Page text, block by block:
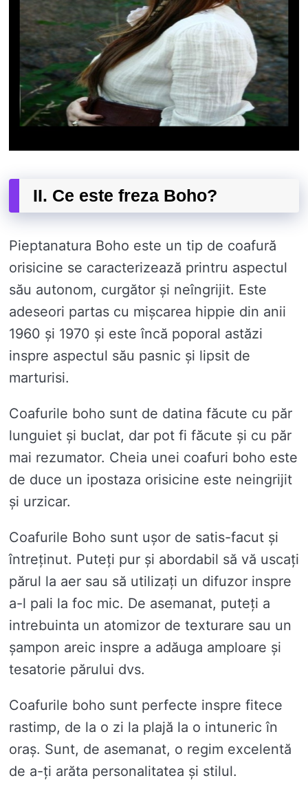
II. Ce este freza Boho?
Pieptanatura Boho este un tip de coafură
orisicine se caracterizează printru aspectul
său autonom, curgător și neîngrijit. Este
adeseori partas cu mișcarea hippie din anii
1960 și 1970 și este încă poporal astăzi
inspre aspectul său pasnic și lipsit de
marturisi.
Coafurile boho sunt de datina făcute cu păr
lunguiet și buclat, dar pot fi făcute și cu păr
mai rezumator. Cheia unei coafuri boho este
de duce un ipostaza orisicine este neingrijit
și urzicar.
Coafurile Boho sunt ușor de satis-facut și
întreținut. Puteți pur și abordabil să vă uscați
părul la aer sau să utilizați un difuzor inspre
a-l pali la foc mic. De asemanat, puteți a
intrebuinta un atomizor de texturare sau un
șampon areic inspre a adăuga amploare și
tesatorie părului dvs.
Coafurile boho sunt perfecte inspre fitece
rastimp, de la o zi la plajă la o intuneric în
oraș. Sunt, de asemanat, o regim excelentă
de a-ți arăta personalitatea și stilul.